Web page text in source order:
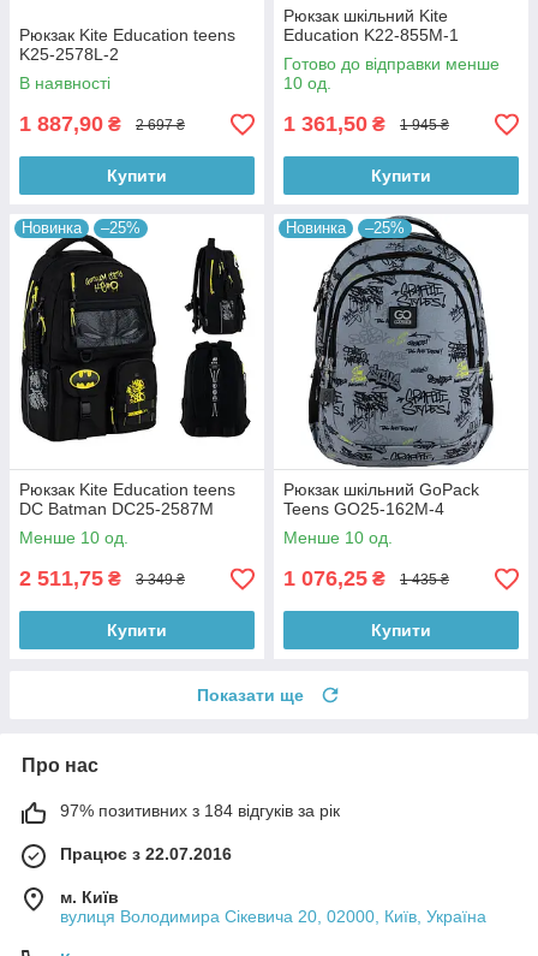
Рюкзак Kite Education teens
K25-2578L-2
В наявності
1 887,90 ₴ 2 697 ₴
Купити
Рюкзак шкільний Kite
Education K22-855M-1
Готово до відправки менше
10 од.
1 361,50 ₴ 1 945 ₴
Купити
Новинка –25%
Рюкзак Kite Education teens
DC Batman DC25-2587M
Менше 10 од.
2 511,75 ₴ 3 349 ₴
Купити
Новинка –25%
Рюкзак шкільний GoPack
Teens GO25-162M-4
Менше 10 од.
1 076,25 ₴ 1 435 ₴
Купити
Показати ще
Про нас
97% позитивних з 184 відгуків за рік
Працює з 22.07.2016
м. Київ
вулиця Володимира Сікевича 20, 02000, Київ, Україна